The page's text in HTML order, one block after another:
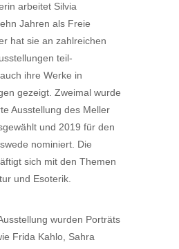
arbeitet Silvia
Jahren als Freie
hat sie an zahlreichen
teil-
ihre Werke in
gezeigt. Zweimal wurde
Ausstellung des Meller
und 2019 für den
nominiert. Die
sich mit den Themen
und Esoterik.
wurden Porträts
Frida Kahlo, Sahra